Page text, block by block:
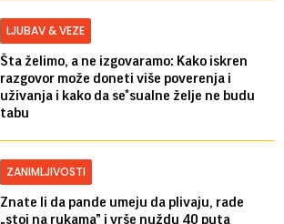
LJUBAV & VEZE
Šta želimo, a ne izgovaramo: Kako iskren
razgovor može doneti više poverenja i
uživanja i kako da se*sualne želje ne budu
tabu
ZANIMLJIVOSTI
Znate li da pande umeju da plivaju, rade
„stoj na rukama” i vrše nuždu 40 puta